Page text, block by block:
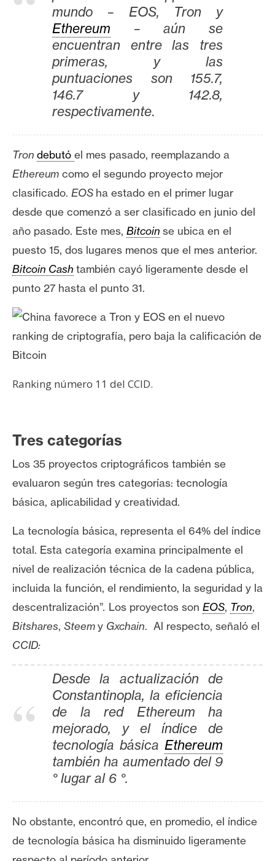
A
i
s
N
o
t
s
d
e
r
e
s
a
e
a
s
R
c
u
r
s
s
C
y
P
u
b
mundo – EOS, Tron y
Ethereum – aún se
encuentran entre las tres
primeras, y las
puntuaciones son 155.7,
146.7 y 142.8,
respectivamente.
Tron debutó el mes pasado, reemplazando a
Ethereum como el segundo proyecto mejor
clasificado. EOS ha estado en el primer lugar
desde que comenzó a ser clasificado en junio del
año pasado. Este mes, Bitcoin se ubica en el
puesto 15, dos lugares menos que el mes anterior.
Bitcoin Cash también cayó ligeramente desde el
punto 27 hasta el punto 31.
Ranking número 11 del CCID.
Tres categorías
Los 35 proyectos criptográficos también se
evaluaron según tres categorías: tecnología
básica, aplicabilidad y creatividad.
La tecnología básica, representa el 64% del índice
total. Esta categoría examina principalmente el
nivel de realización técnica de la cadena pública,
incluida la función, el rendimiento, la seguridad y la
descentralización”. Los proyectos son EOS, Tron,
Bitshares, Steemy Gxchain. Al respecto, señaló el
CCID:
Desde la actualización de
Constantinopla, la eficiencia
de la red Ethereum ha
mejorado, y el índice de
tecnología básica Ethereum
también ha aumentado del 9
° lugar al 6 °.
No obstante, encontró que, en promedio, el índice
de tecnología básica ha disminuido ligeramente